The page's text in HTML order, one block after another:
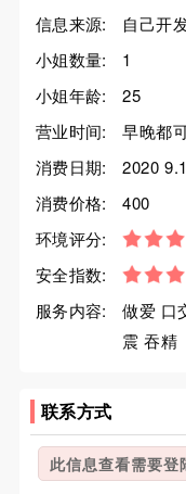
信息来源:
自己开
小姐数量:
1
小姐年龄:
25
营业时间:
早晚都
消费日期:
2020
消费价格:
400
环境评分:
安全指数:
服务内容:
做爱 口
震 吞精
联系方式
此信息查看需要登